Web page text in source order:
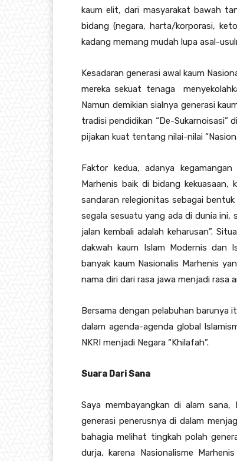
kaum elit, dari masyarakat bawah
bidang (negara, harta/korporasi,
kadang memang mudah lupa asal-
Kesadaran generasi awal kaum
mereka sekuat tenaga
Namun demikian sialnya generasi
tradisi pendidikan “De-Sukarnoisasi”
pijakan kuat tentang nilai-nilai
Faktor kedua, adanya
Marhenis baik di bidang kekuasaan,
sandaran relegionitas sebagai
segala sesuatu yang ada di dunia ini,
jalan kembali adalah keharusan”.
dakwah kaum Islam Modernis dan
banyak kaum Nasionalis Marhenis
nama diri dari rasa jawa menjadi rasa
Bersama dengan pelabuhan barunya
dalam agenda-agenda global
NKRI menjadi Negara “Khilafah”.
Suara Dari Sana
Saya membayangkan di alam
generasi penerusnya di dalam
bahagia melihat tingkah polah
durja, karena Nasionalisme